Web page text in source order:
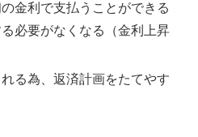
金利で支払うことができる
必要がなくなる（金利上昇
る為、返済計画をたてやす